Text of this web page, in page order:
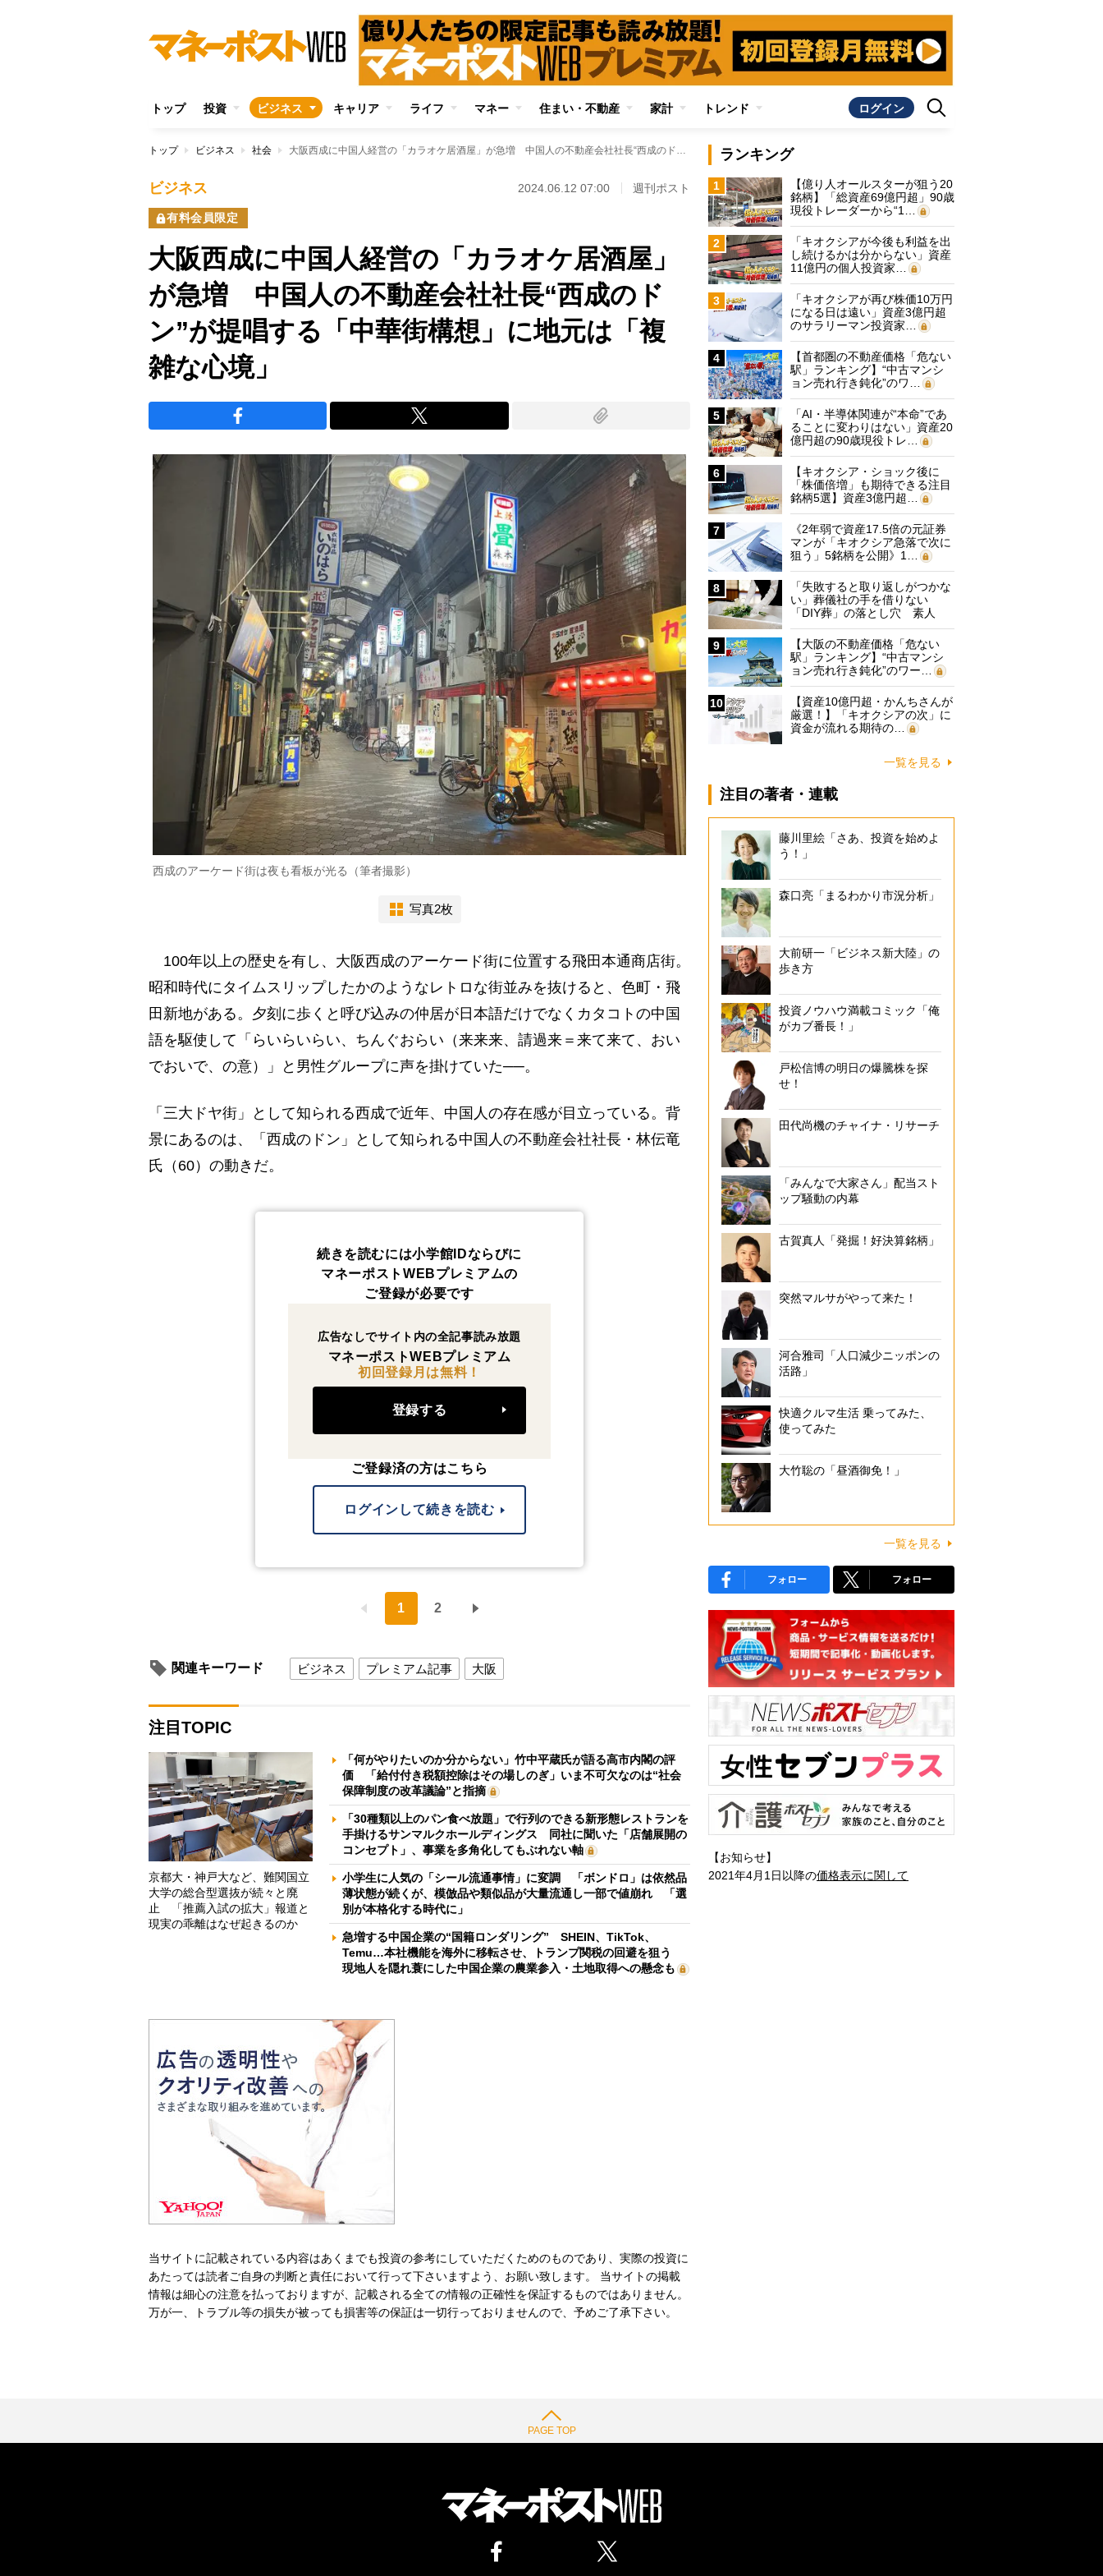
トップ 投資 ビジネス キャリア ライフ マネー 住まい・不動産 家計 トレンド ログイン
トップ ビジネス 社会 大阪西成に中国人経営の「カラオケ居酒屋」が急増 中国人の不動産会社社長“西成のドン”が提唱する「中華街構想」に地元は「複雑な心境」
ビジネス 2024.06.12 07:00 週刊ポスト
有料会員限定
大阪西成に中国人経営の「カラオケ居酒屋」
が急増 中国人の不動産会社社長“西成のド
ン”が提唱する「中華街構想」に地元は「複
雑な心境」
西成のアーケード街は夜も看板が光る（筆者撮影）
写真2枚
100年以上の歴史を有し、大阪西成のアーケード街に位置する飛田本通商店街。
昭和時代にタイムスリップしたかのようなレトロな街並みを抜けると、色町・飛
田新地がある。夕刻に歩くと呼び込みの仲居が日本語だけでなくカタコトの中国
語を駆使して「らいらいらい、ちんぐおらい（来来来、請過来＝来て来て、おい
でおいで、の意）」と男性グループに声を掛けていた──。
「三大ドヤ街」として知られる西成で近年、中国人の存在感が目立っている。背
景にあるのは、「西成のドン」として知られる中国人の不動産会社社長・林伝竜
氏（60）の動きだ。
続きを読むには小学館IDならびに
マネーポストWEBプレミアムの
ご登録が必要です
広告なしでサイト内の全記事読み放題
マネーポストWEBプレミアム
初回登録月は無料！
登録する
ご登録済の方はこちら
ログインして続きを読む
1 2
関連キーワード ビジネス プレミアム記事 大阪
注目TOPIC
京都大・神戸大など、難関国立
大学の総合型選抜が続々と廃
止 「推薦入試の拡大」報道と
現実の乖離はなぜ起きるのか
「何がやりたいのか分からない」竹中平蔵氏が語る高市内閣の評
価 「給付付き税額控除はその場しのぎ」いま不可欠なのは“社会
保障制度の改革議論”と指摘
「30種類以上のパン食べ放題」で行列のできる新形態レストランを
手掛けるサンマルクホールディングス 同社に聞いた「店舗展開の
コンセプト」、事業を多角化してもぶれない軸
小学生に人気の「シール流通事情」に変調 「ボンドロ」は依然品
薄状態が続くが、模倣品や類似品が大量流通し一部で値崩れ 「選
別が本格化する時代に」
急増する中国企業の“国籍ロンダリング” SHEIN、TikTok、
Temu…本社機能を海外に移転させ、トランプ関税の回避を狙う
現地人を隠れ蓑にした中国企業の農業参入・土地取得への懸念も
当サイトに記載されている内容はあくまでも投資の参考にしていただくためのものであり、実際の投資に
あたっては読者ご自身の判断と責任において行って下さいますよう、お願い致します。 当サイトの掲載
情報は細心の注意を払っておりますが、記載される全ての情報の正確性を保証するものではありません。
万が一、トラブル等の損失が被っても損害等の保証は一切行っておりませんので、予めご了承下さい。
ランキング
1
【億り人オールスターが狙う20
銘柄】「総資産69億円超」90歳
現役トレーダーから“1…
2
「キオクシアが今後も利益を出
し続けるかは分からない」資産
11億円の個人投資家…
3
「キオクシアが再び株価10万円
になる日は遠い」資産3億円超
のサラリーマン投資家…
4
【首都圏の不動産価格「危ない
駅」ランキング】“中古マンシ
ョン売れ行き鈍化”のワ…
5
「AI・半導体関連が“本命”であ
ることに変わりはない」資産20
億円超の90歳現役トレ…
6
【キオクシア・ショック後に
「株価倍増」も期待できる注目
銘柄5選】資産3億円超…
7
《2年弱で資産17.5倍の元証券
マンが「キオクシア急落で次に
狙う」5銘柄を公開》1…
8
「失敗すると取り返しがつかな
い」葬儀社の手を借りない
「DIY葬」の落とし穴 素人
に…
9
【大阪の不動産価格「危ない
駅」ランキング】“中古マンシ
ョン売れ行き鈍化”のワー…
10
【資産10億円超・かんちさんが
厳選！】「キオクシアの次」に
資金が流れる期待の…
一覧を見る
注目の著者・連載
藤川里絵「さあ、投資を始めよ
う！」
森口亮「まるわかり市況分析」
大前研一「ビジネス新大陸」の
歩き方
投資ノウハウ満載コミック「俺
がカブ番長！」
戸松信博の明日の爆騰株を探
せ！
田代尚機のチャイナ・リサーチ
「みんなで大家さん」配当スト
ップ騒動の内幕
古賀真人「発掘！好決算銘柄」
突然マルサがやって来た！
河合雅司「人口減少ニッポンの
活路」
快適クルマ生活 乗ってみた、
使ってみた
大竹聡の「昼酒御免！」
一覧を見る
フォロー フォロー
【お知らせ】
2021年4月1日以降の価格表示に関して
PAGE TOP